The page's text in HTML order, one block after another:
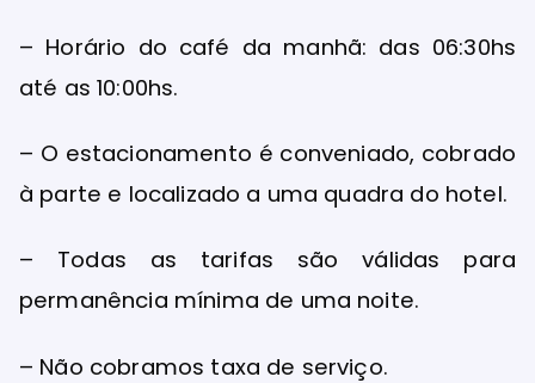
– Horário do café da manhã: das 06:30hs
até as 10:00hs.
– O estacionamento é conveniado, cobrado
à parte e localizado a uma quadra do hotel.
– Todas as tarifas são válidas para
permanência mínima de uma noite.
– Não cobramos taxa de serviço.